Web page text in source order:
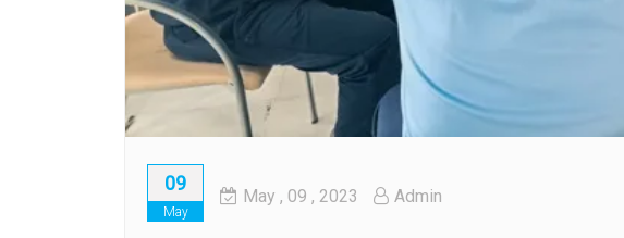
09
May
May , 09 , 2023 Admin